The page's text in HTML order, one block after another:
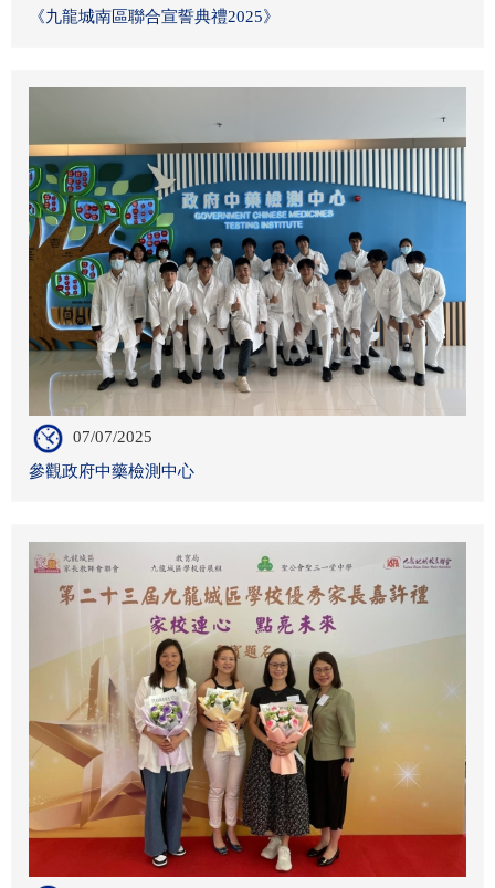
《九龍城南區聯合宣誓典禮2025》
07/07/2025
參觀政府中藥檢測中心